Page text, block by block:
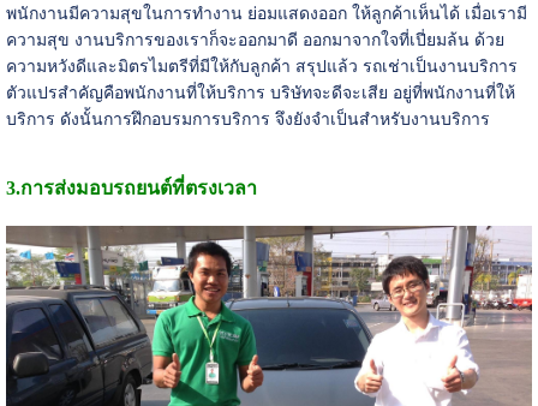
พนักงานมีความสุขในการทำงาน ย่อมแสดงออก ให้ลูกค้าเห็นได้ เมื่อเรามี
ความสุข งานบริการของเราก็จะออกมาดี ออกมาจากใจที่เปี่ยมล้น ด้วย
ความหวังดีและมิตรไมตรีที่มีให้กับลูกค้า สรุปแล้ว รถเช่าเป็นงานบริการ
ตัวแปรสำคัญคือพนักงานที่ให้บริการ บริษัทจะดีจะเสีย อยู่ที่พนักงานที่ให้
บริการ ดังนั้นการฝึกอบรมการบริการ จึงยังจำเป็นสำหรับงานบริการ
3.การส่งมอบรถยนต์ที่ตรงเวลา